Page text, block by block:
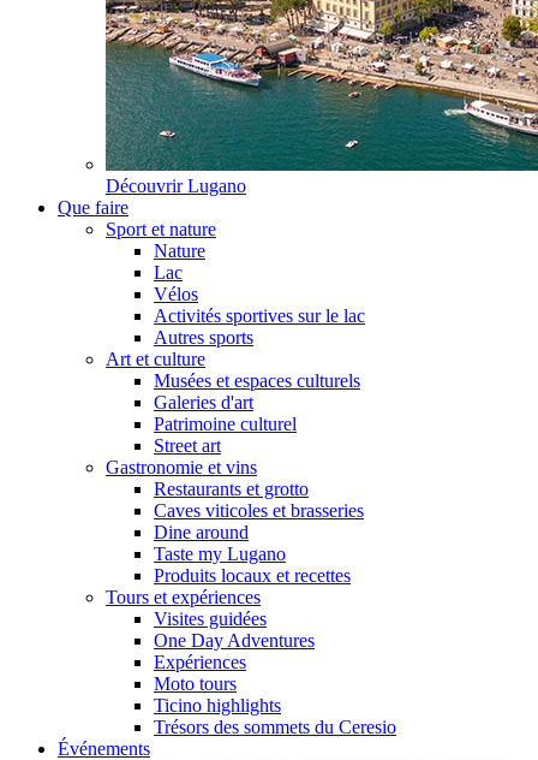
Découvrir Lugano
Que faire
Sport et nature
Nature
Lac
Vélos
Activités sportives sur le lac
Autres sports
Art et culture
Musées et espaces culturels
Galeries d'art
Patrimoine culturel
Street art
Gastronomie et vins
Restaurants et grotto
Caves viticoles et brasseries
Dine around
Taste my Lugano
Produits locaux et recettes
Tours et expériences
Visites guidées
One Day Adventures
Expériences
Moto tours
Ticino highlights
Trésors des sommets du Ceresio
Événements